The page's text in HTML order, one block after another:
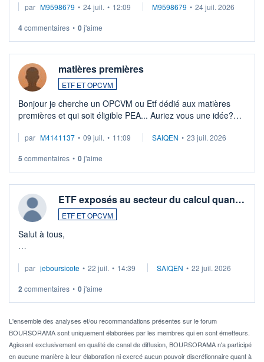
veux procéder à la vente, on me signale ...
par M9598679 • 24 juil. • 12:09 M9598679 • 24 juil. 2026
4commentaires • 0j'aime
matières premières
ETF ET OPCVM
Bonjour je cherche un OPCVM ou Etf dédié aux matières
premières et qui soit éligible PEA... Auriez vous une idée?
par M4141137 • 09 juil. • 11:09 SAIQEN • 23 juil. 2026
5 commentaires • 0j'aime
ETF exposés au secteur du calcul quan…
ETF ET OPCVM
Salut à tous,
via un ETF plutôt que des actions individuelles.
Idéalement, je voudrais qu'il soit éligible au PEA.
Pour l' ...
par jeboursicote • 22 juil. • 14:39 SAIQEN • 22 juil. 2026
2 commentaires • 0j'aime
L'ensemble des analyses et/ou recommandations présentes sur le forum
BOURSORAMA sont uniquement élaborées par les membres qui en sont émetteurs.
Agissant exclusivement en qualité de canal de diffusion, BOURSORAMA n'a participé
en aucune manière à leur élaboration ni exercé aucun pouvoir discrétionnaire quant à